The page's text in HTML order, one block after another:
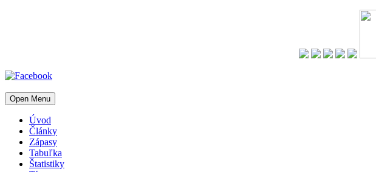
Open Menu
Úvod
Články
Zápasy
Tabuľka
Štatistiky